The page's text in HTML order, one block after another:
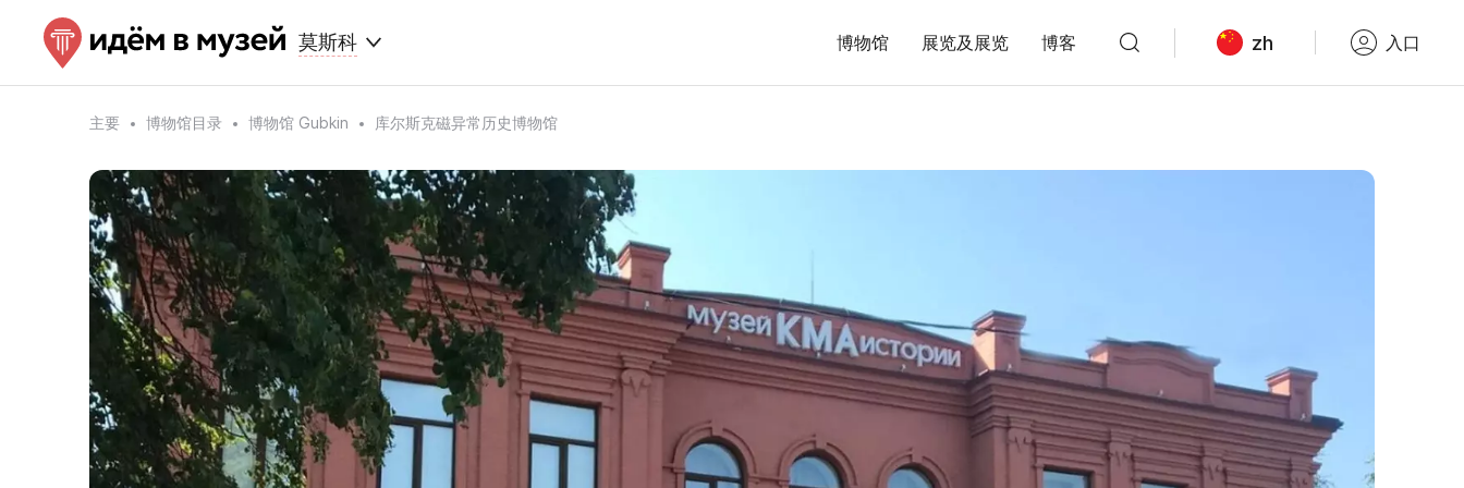
莫斯科 博物馆 展览及展览 博客 zh 入口
主要 博物馆目录 博物馆 Gubkin 库尔斯克磁异常历史博物馆